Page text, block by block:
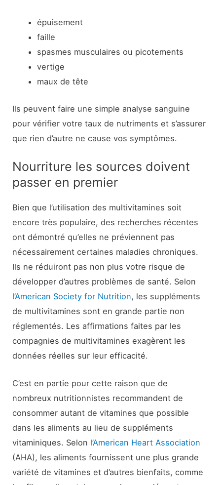
épuisement
faille
spasmes musculaires ou picotements
vertige
maux de tête
Ils peuvent faire une simple analyse sanguine
pour vérifier votre taux de nutriments et s’assurer
que rien d’autre ne cause vos symptômes.
Nourriture les sources doivent
passer en premier
Bien que l’utilisation des multivitamines soit
encore très populaire, des recherches récentes
ont démontré qu’elles ne préviennent pas
nécessairement certaines maladies chroniques.
Ils ne réduiront pas non plus votre risque de
développer d’autres problèmes de santé. Selon
l’American Society for Nutrition, les suppléments
de multivitamines sont en grande partie non
réglementés. Les affirmations faites par les
compagnies de multivitamines exagèrent les
données réelles sur leur efficacité.
C’est en partie pour cette raison que de
nombreux nutritionnistes recommandent de
consommer autant de vitamines que possible
dans les aliments au lieu de suppléments
vitaminiques. Selon l’American Heart Association
(AHA), les aliments fournissent une plus grande
variété de vitamines et d’autres bienfaits, comme